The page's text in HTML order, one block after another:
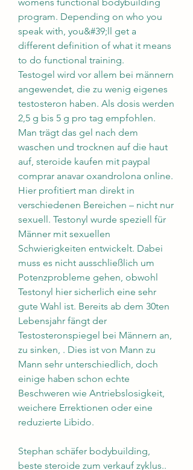
program. Depending on who you
speak with, you&#39;ll get a
different definition of what it means
to do functional training.
Testogel wird vor allem bei männern
angewendet, die zu wenig eigenes
testosteron haben. Als dosis werden
2,5 g bis 5 g pro tag empfohlen.
Man trägt das gel nach dem
waschen und trocknen auf die haut
auf, steroide kaufen mit paypal
comprar anavar oxandrolona online.
Hier profitiert man direkt in
verschiedenen Bereichen – nicht nur
sexuell. Testonyl wurde speziell für
Männer mit sexuellen
Schwierigkeiten entwickelt. Dabei
muss es nicht ausschließlich um
Potenzprobleme gehen, obwohl
Testonyl hier sicherlich eine sehr
gute Wahl ist. Bereits ab dem 30ten
Lebensjahr fängt der
Testosteronspiegel bei Männern an,
zu sinken, . Dies ist von Mann zu
Mann sehr unterschiedlich, doch
einige haben schon echte
Beschweren wie Antriebslosigkeit,
weichere Errektionen oder eine
reduzierte Libido.
Stephan schäfer bodybuilding,
beste steroide zum verkauf zyklus..